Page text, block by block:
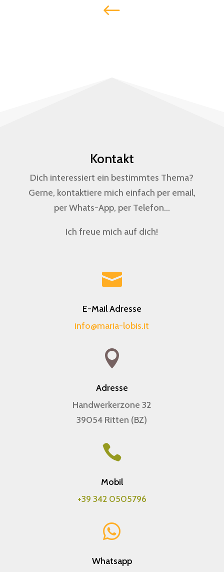
#
Kontakt
Dich interessiert ein bestimmtes Thema?
Gerne, kontaktiere mich einfach per email,
per Whats-App, per Telefon…
Ich freue mich auf dich!

E-Mail Adresse
info@maria-lobis.it

Adresse
Handwerkerzone 32
39054 Ritten (BZ)

Mobil
+39 342 0505796

Whatsapp